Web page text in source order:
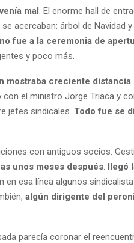
venía mal. El enorme hall de
acercaban: árbol de Navidad y
fue a la ceremonia de
y poco más.
mostraba creciente
el ministro Jorge Triaca y
jefes sindicales. Todo fue se
con antiguos socios.
unos meses después: llegó
en esa línea algunos
algún dirigente del
parecía coronar el